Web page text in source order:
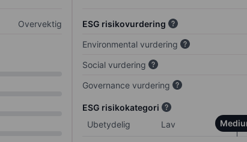
Overvektig ESG risikovurdering
Environmental vurdering
Social vurdering
Governance vurdering
ESG risikokategori
Ubetydelig
Lav